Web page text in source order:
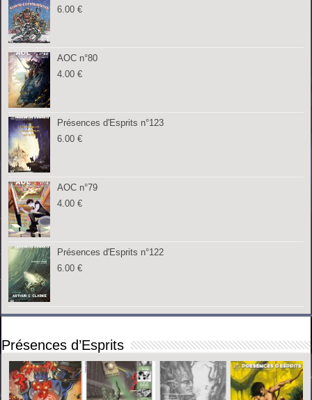
6.00€
AOC n°80
4.00€
Présences d'Esprits n°123
6.00€
AOC n°79
4.00€
Présences d'Esprits n°122
6.00€
Présences d’Esprits